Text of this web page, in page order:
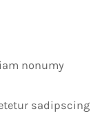
nonumy
sadipscing